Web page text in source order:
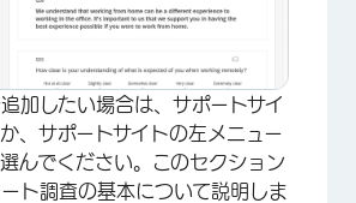
加したい場合は、サポートサイ
、サポートサイトの左メニュー
んでください。このセクション
ト調査の基本について説明しま